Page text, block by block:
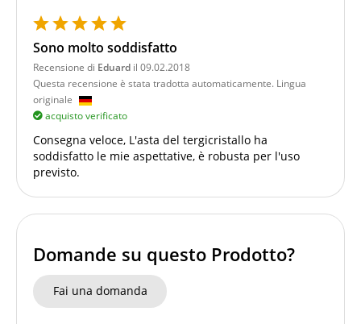
Sono molto soddisfatto
Recensione di Eduard il 09.02.2018
Questa recensione è stata tradotta automaticamente. Lingua
originale
acquisto verificato
Consegna veloce, L'asta del tergicristallo ha
soddisfatto le mie aspettative, è robusta per l'uso
previsto.
Domande su questo Prodotto?
Fai una domanda